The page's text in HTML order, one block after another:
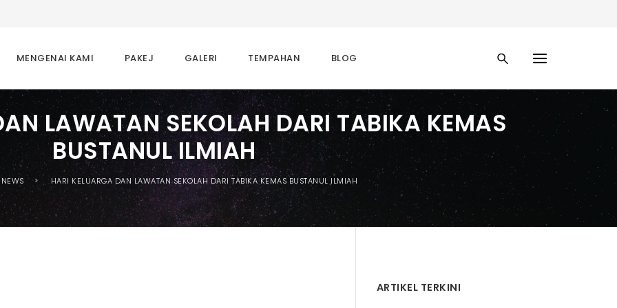
MENGENAI KAMI PAKEJ GALERI TEMPAHAN BLOG
LAWATAN SEKOLAH DARI TABIKA KEMAS
BUSTANUL ILMIAH
NEWS HARI KELUARGA DAN LAWATAN SEKOLAH DARI TABIKA KEMAS BUSTANUL ILMIAH
ARTIKEL TERKINI